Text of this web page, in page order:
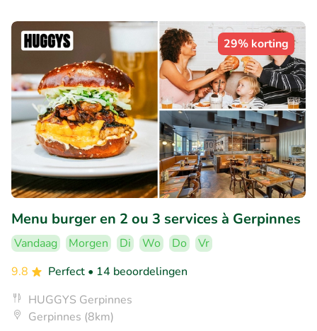
29% korting
Menu burger en 2 ou 3 services à Gerpinnes
Vandaag Morgen Di Wo Do
Vr
9.8
Perfect • 14 beoordelingen
HUGGYS Gerpinnes
Gerpinnes (8km)